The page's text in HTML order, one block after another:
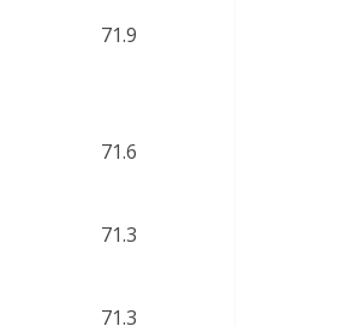
71.9
71.6
71.3
71.3